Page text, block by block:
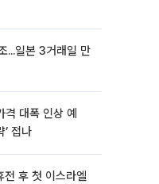
...일본 3거래일 만
대폭 인상 예
’ 접나
전 후 첫 이스라엘